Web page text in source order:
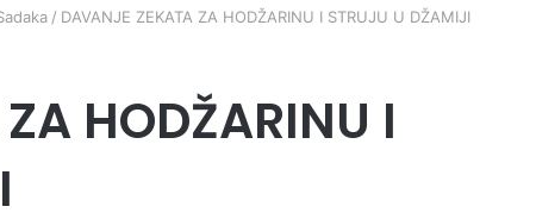
/ DAVANJE ZEKATA ZA HODŽARINU I STRUJU U DŽAMIJI
HODŽARINU I